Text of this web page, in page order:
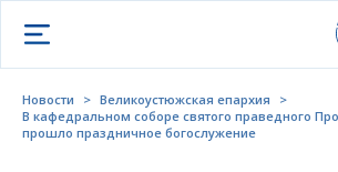
Открыть меню
Новости > Великоустюжская епархия
>
В кафедральном соборе святого праведного
прошло праздничное богослужение